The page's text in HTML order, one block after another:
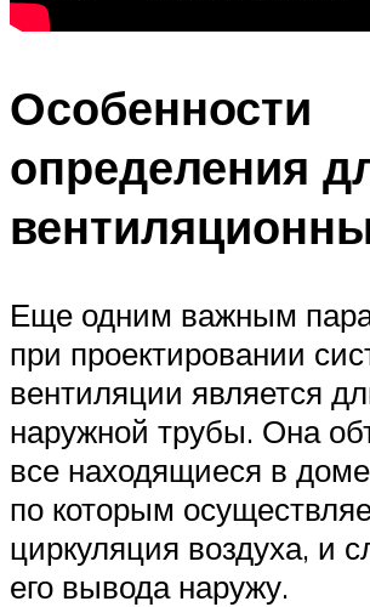
Особенности
определения
Еще одним важным
при проектировании
вентиляции является
наружной трубы. Она
все находящиеся в
по которым
циркуляция воздуха, и
его вывода наружу.